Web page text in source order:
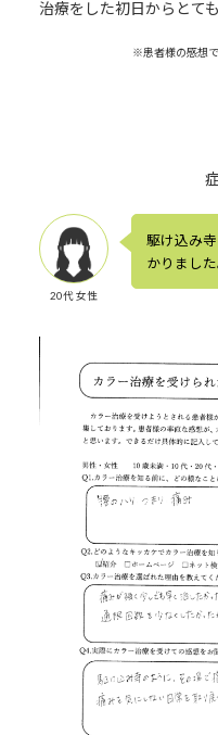
治療をした初日からとて
※患者様の感想
20代 女性
駆け込み
かりました